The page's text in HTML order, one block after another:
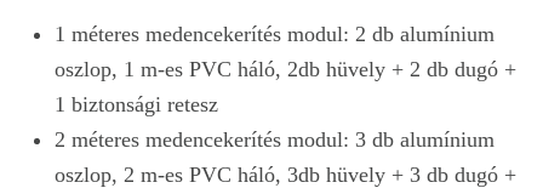
1 méteres medencekerítés modul: 2 db alumínium
oszlop, 1 m-es PVC háló, 2db hüvely + 2 db dugó +
1 biztonsági retesz
2 méteres medencekerítés modul: 3 db alumínium
oszlop, 2 m-es PVC háló, 3db hüvely + 3 db dugó +